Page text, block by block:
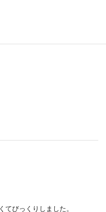
びっくりしました。